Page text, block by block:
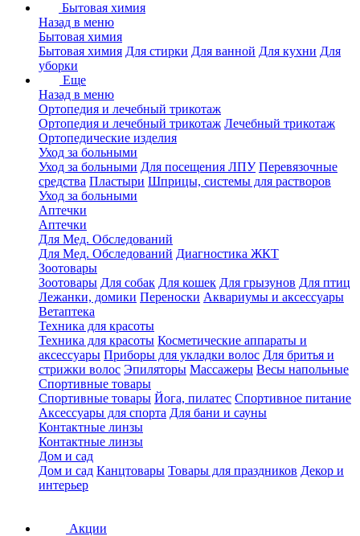
Бытовая химия
Назад в меню
Бытовая химия
Бытовая химия Для стирки Для ванной Для кухни Для
уборки
Еще
Назад в меню
Ортопедия и лечебный трикотаж
Ортопедия и лечебный трикотаж Лечебный трикотаж
Ортопедические изделия
Уход за больными
Уход за больными Для посещения ЛПУ Перевязочные
средства Пластыри Шприцы, системы для растворов
Уход за больными
Аптечки
Аптечки
Для Мед. Обследований
Для Мед. Обследований Диагностика ЖКТ
Зоотовары
Зоотовары Для собак Для кошек Для грызунов Для птиц
Лежанки, домики Переноски Аквариумы и аксессуары
Ветаптека
Техника для красоты
Техника для красоты Косметические аппараты и
аксессуары Приборы для укладки волос Для бритья и
стрижки волос Эпиляторы Массажеры Весы напольные
Спортивные товары
Спортивные товары Йога, пилатес Спортивное питание
Аксессуары для спорта Для бани и сауны
Контактные линзы
Контактные линзы
Дом и сад
Дом и сад Канцтовары Товары для праздников Декор и
интерьер
Акции